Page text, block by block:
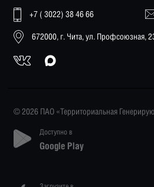
+7 ( 3022) 38 46 66
672000, г. Чита, ул. Профсоюзная,
© 2026 ПАО «Территориальная
Доступно в
Google Play